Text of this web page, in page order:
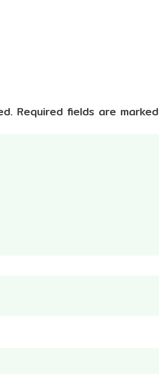
Required fields are marked